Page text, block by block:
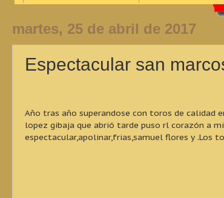
martes, 25 de abril de 2017
Espectacular san
Año tras año superandose con toros de calidad
lopez gibaja que abrió tarde puso rl corazón a
espectacular,apolinar,frias,samuel flores y .Los